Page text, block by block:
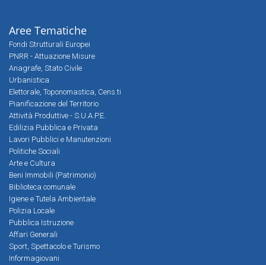
Aree Tematiche
Fondi Strutturali Europei
PNRR - Attuazione Misure
Anagrafe, Stato Civile
Urbanistica
Elettorale, Toponomastica, Cens.ti
Pianificazione del Territorio
Attività Produttive - S.U.A.P.E.
Edilizia Pubblica e Privata
Lavori Pubblici e Manutenzioni
Politiche Sociali
Arte e Cultura
Beni Immobili (Patrimonio)
Biblioteca comunale
Igiene e Tutela Ambientale
Polizia Locale
Pubblica Istruzione
Affari Generali
Sport, Spettacolo e Turismo
Informagiovani